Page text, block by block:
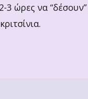
ώρες να “δέσουν”